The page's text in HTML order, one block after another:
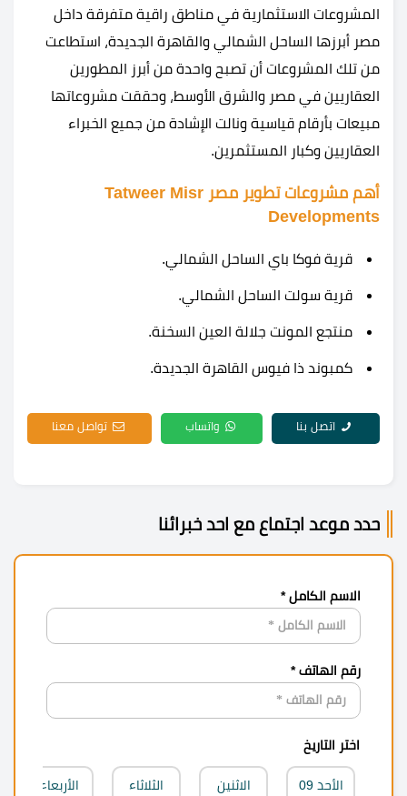
المشروعات الاستثمارية في مناطق راقية متفرقة داخل
مصر أبرزها الساحل الشمالي والقاهرة الجديدة، استطاعت
من تلك المشروعات أن تصبح واحدة من أبرز المطورين
العقاريين في مصر والشرق الأوسط، وحققت مشروعاتها
مبيعات بأرقام قياسية ونالت الإشادة من جميع الخبراء
العقاريين وكبار المستثمرين.
أهم مشروعات تطوير مصر Tatweer Misr
Developments
قرية فوكا باي الساحل الشمالي.
قرية سولت الساحل الشمالي.
منتجع المونت جلالة العين السخنة.
كمبوند ذا فيوس القاهرة الجديدة.
اتصل بنا واتساب تواصل معنا
حدد موعد اجتماع مع احد خبرائنا
الاسم الكامل *
رقم الهاتف *
اختر التاريخ
الأحد 09
الاثنين
الثلاثاء
الأربعاء